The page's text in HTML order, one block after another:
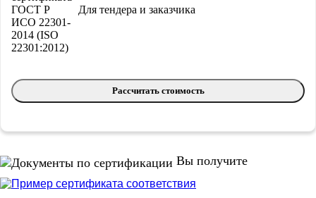
Для тендера и заказчика
Рассчитать стоимость
Вы получите